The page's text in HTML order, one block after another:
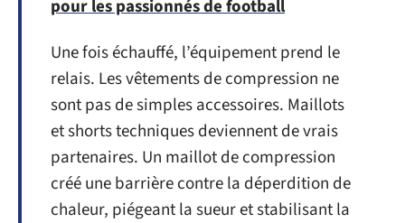
pour les passionnés de football
Une fois échauffé, l’équipement prend le
relais. Les vêtements de compression ne
sont pas de simples accessoires. Maillots
et shorts techniques deviennent de vrais
partenaires. Un maillot de compression
créé une barrière contre la déperdition de
chaleur, piégeant la sueur et stabilisant la